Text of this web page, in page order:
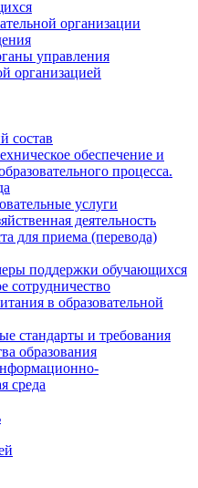
организации
управления
организацией
состав
обеспечение и
процесса.
услуги
деятельность
для приема (перевода)
поддержки обучающихся
сотрудничество
в образовательной
стандарты и требования
образования
среда